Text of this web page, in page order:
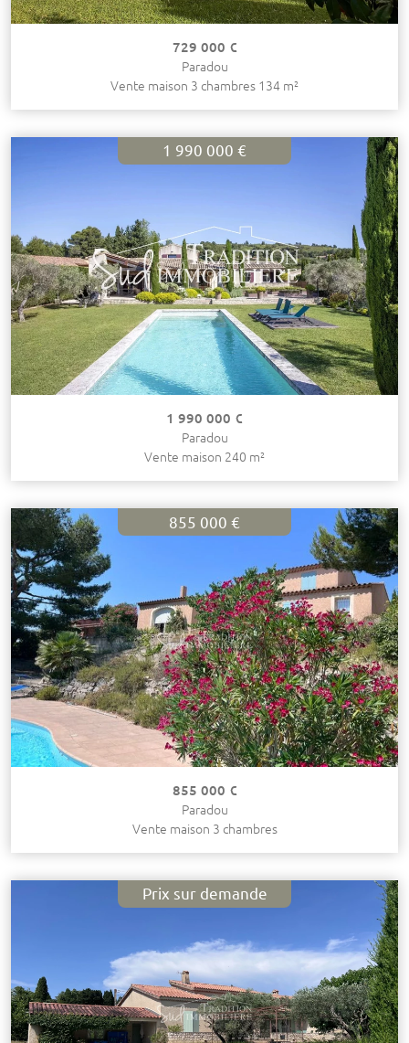
729 000 €
Paradou
Vente maison 3 chambres 134 m²
1 990 000 €
1 990 000 €
Paradou
Vente maison 240 m²
855 000 €
855 000 €
Paradou
Vente maison 3 chambres
Prix sur demande